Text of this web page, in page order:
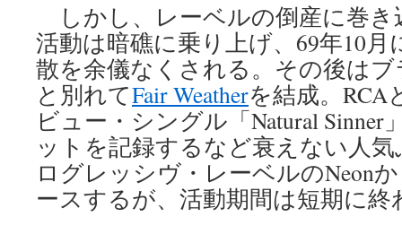
しかし、レーベルの倒産に巻
活動は暗礁に乗り上げ、69年10
散を余儀なくされる。その後は
と別れてFair Weatherを結成。RCA
ビュー・シングル「Natural Sinner
ットを記録するなど衰えない人
ログレッシヴ・レーベルのNeon
ースするが、活動期間は短期に終